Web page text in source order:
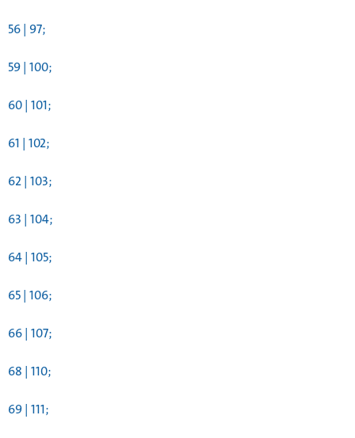
56 | 97;
59 | 100;
60 | 101;
61 | 102;
62 | 103;
63 | 104;
64 | 105;
65 | 106;
66 | 107;
68 | 110;
69 | 111;